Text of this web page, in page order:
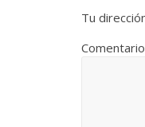
Tu
Comentario